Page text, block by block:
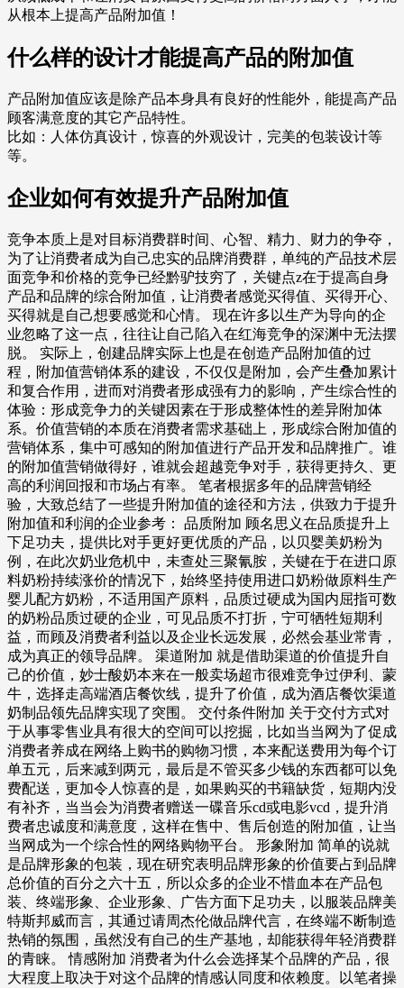
从根本上提高产品附加值！
什么样的设计才能提高产品的附加值
产品附加值应该是除产品本身具有良好的性能外，能提高产品
顾客满意度的其它产品特性。
比如：人体仿真设计，惊喜的外观设计，完美的包装设计等
等。
企业如何有效提升产品附加值
竞争本质上是对目标消费群时间、心智、精力、财力的争夺，
为了让消费者成为自己忠实的品牌消费群，单纯的产品技术层
面竞争和价格的竞争已经黔驴技穷了，关键点z在于提高自身
产品和品牌的综合附加值，让消费者感觉买得值、买得开心、
买得就是自己想要感觉和心情。 现在许多以生产为导向的企
业忽略了这一点，往往让自己陷入在红海竞争的深渊中无法摆
脱。 实际上，创建品牌实际上也是在创造产品附加值的过
程，附加值营销体系的建设，不仅仅是附加，会产生叠加累计
和复合作用，进而对消费者形成强有力的影响，产生综合性的
体验：形成竞争力的关键因素在于形成整体性的差异附加体
系。价值营销的本质在消费者需求基础上，形成综合附加值的
营销体系，集中可感知的附加值进行产品开发和品牌推广。谁
的附加值营销做得好，谁就会超越竞争对手，获得更持久、更
高的利润回报和市场占有率。 笔者根据多年的品牌营销经
验，大致总结了一些提升附加值的途径和方法，供致力于提升
附加值和利润的企业参考： 品质附加 顾名思义在品质提升上
下足功夫，提供比对手更好更优质的产品，以贝婴美奶粉为
例，在此次奶业危机中，未查处三聚氰胺，关键在于在进口原
料奶粉持续涨价的情况下，始终坚持使用进口奶粉做原料生产
婴儿配方奶粉，不适用国产原料，品质过硬成为国内屈指可数
的奶粉品质过硬的企业，可见品质不打折，宁可牺牲短期利
益，而顾及消费者利益以及企业长远发展，必然会基业常青，
成为真正的领导品牌。 渠道附加 就是借助渠道的价值提升自
己的价值，妙士酸奶本来在一般卖场超市很难竞争过伊利、蒙
牛，选择走高端酒店餐饮线，提升了价值，成为酒店餐饮渠道
奶制品领先品牌实现了突围。 交付条件附加 关于交付方式对
于从事零售业具有很大的空间可以挖掘，比如当当网为了促成
消费者养成在网络上购书的购物习惯，本来配送费用为每个订
单五元，后来减到两元，最后是不管买多少钱的东西都可以免
费配送，更加令人惊喜的是，如果购买的书籍缺货，短期内没
有补齐，当当会为消费者赠送一碟音乐cd或电影vcd，提升消
费者忠诚度和满意度，这样在售中、售后创造的附加值，让当
当网成为一个综合性的网络购物平台。 形象附加 简单的说就
是品牌形象的包装，现在研究表明品牌形象的价值要占到品牌
总价值的百分之六十五，所以众多的企业不惜血本在产品包
装、终端形象、企业形象、广告方面下足功夫，以服装品牌美
特斯邦威而言，其通过请周杰伦做品牌代言，在终端不断制造
热销的氛围，虽然没有自己的生产基地，却能获得年轻消费群
的青睐。 情感附加 消费者为什么会选择某个品牌的产品，很
大程度上取决于对这个品牌的情感认同度和依赖度。以笔者操